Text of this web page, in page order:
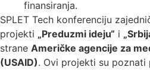
finansiranja.
SPLET Tech konferenciju
projekti „Preduzmi ideju“ i
strane Američke agencije za
(USAID). Ovi projekti su